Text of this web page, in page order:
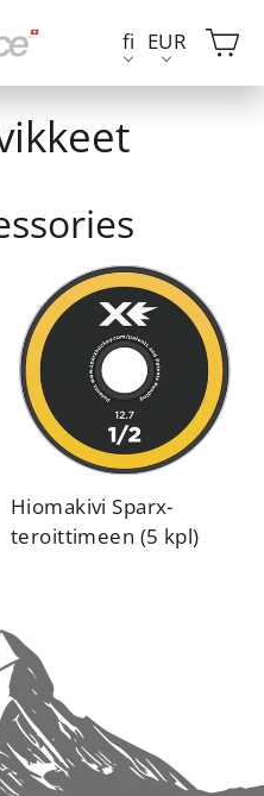
EUR
fi
Hiomakivi Sparx-
teroittimeen (5 kpl)